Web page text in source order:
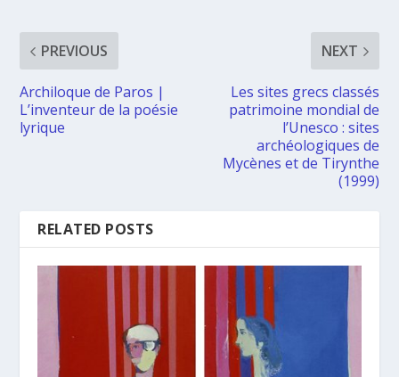
PREVIOUS
Archiloque de Paros |
L’inventeur de la poésie
lyrique
NEXT
Les sites grecs classés
patrimoine mondial de
l’Unesco : sites
archéologiques de
Mycènes et de Tirynthe
(1999)
RELATED POSTS